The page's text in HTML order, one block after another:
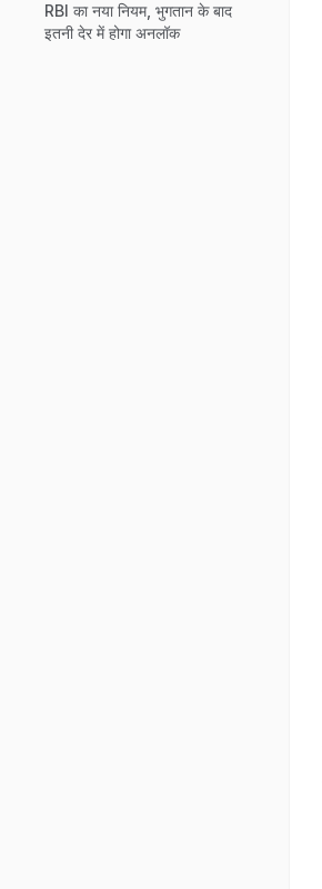
RBI का नया नियम, भुगतान के बाद
इतनी देर में होगा अनलॉक